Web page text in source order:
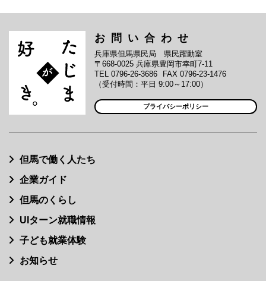
お問い合わせ
兵庫県但馬県民局 県民躍動室
〒668-0025 兵庫県豊岡市幸町7-11
TEL 0796-26-3686
FAX 0796-23-1476
（受付時間：平日 9:00～17:00）
プライバシーポリシー
但馬で働く人たち
企業ガイド
但馬のくらし
UIターン就職情報
子ども就業体験
お知らせ